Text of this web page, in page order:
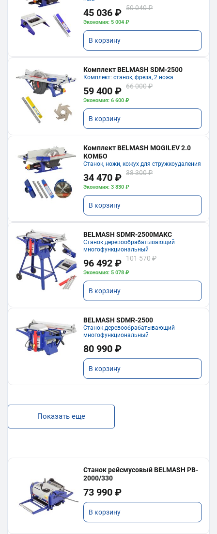
45 036 ₽ 50 040 ₽
Экономия: 5 004 ₽
В корзину
Комплект BELMASH SDM-2500
Комплект: станок, фреза, 2 ножа
59 400 ₽ 66 000 ₽
Экономия: 6 600 ₽
В корзину
Комплект BELMASH MOGILEV 2.0
КОМБО
Станок, ножи, кожух для стружкоудаления
34 470 ₽ 38 300 ₽
Экономия: 3 830 ₽
В корзину
BELMASH SDMR-2500МАКС
Станок деревообрабатывающий
многофункциональный
96 492 ₽ 101 570 ₽
Экономия: 5 078 ₽
В корзину
BELMASH SDMR-2500
Станок деревообрабатывающий
многофункциональный
80 990 ₽
В корзину
Показать еще
Станок рейсмусовый BELMASH PB-
2000/330
73 990 ₽
В корзину